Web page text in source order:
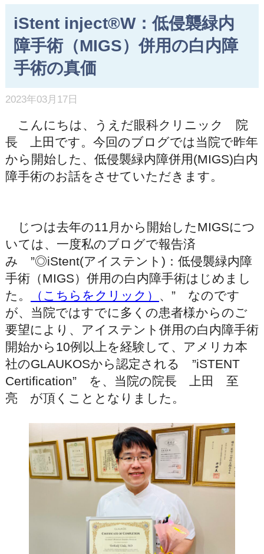
iStent inject®W：低侵襲緑内
障手術（MIGS）併用の白内障
手術の真価
2023年03月17日
こんにちは、うえだ眼科クリニック 院
長 上田です。今回のブログでは当院で昨年
から開始した、低侵襲緑内障併用(MIGS)白内
障手術のお話をさせていただきます。
じつは去年の11月から開始したMIGSにつ
いては、一度私のブログで報告済
み ”◎iStent(アイステント)：低侵襲緑内障
手術（MIGS）併用の白内障手術はじめまし
た。
（こちらをクリック） 、” なのです
が、当院ではすでに多くの患者様からのご
要望により、アイステント併用の白内障手術
開始から10例以上を経験して、アメリカ本
社のGLAUKOSから認定される ”iSTENT
Certification” を、当院の院長 上田 至
亮 が頂くこととなりました。